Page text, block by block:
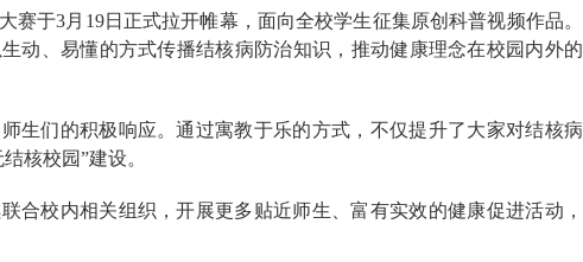
赛于3月19日正式拉开帷幕，面向全校学生征集原创科普视频作品。
动、易懂的方式传播结核病防治知识，推动健康理念在校园内外的
生们的积极响应。通过寓教于乐的方式，不仅提升了大家对结核病
核校园”建设。
合校内相关组织，开展更多贴近师生、富有实效的健康促进活动，